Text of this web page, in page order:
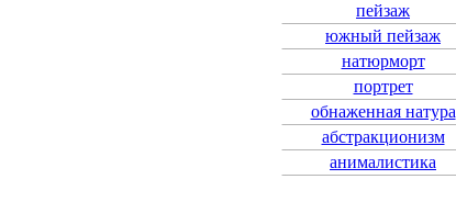
пейзаж
южный пейзаж
натюрморт
портрет
обнаженная натура
абстракционизм
анималистика